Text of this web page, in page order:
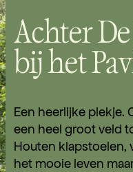
Achter
bij het
Een heerlijke plekje.
een heel groot veld
Houten klapstoelen,
het mooie leven